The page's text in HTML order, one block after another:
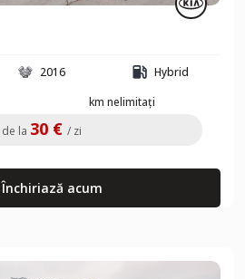
2016
Hybrid
km nelimitați
de la 30 € / zi
Închiriază acum